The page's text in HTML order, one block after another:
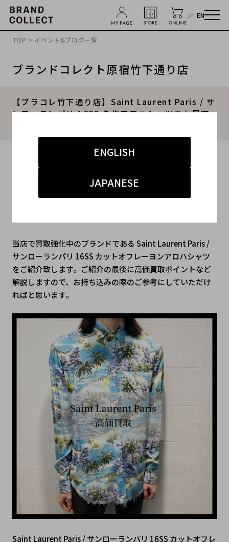
JP EN
ENGLISH
JAPANESE
TOP > イベント&ブログ一覧
ブランドコレクト原宿竹下通り店
【ブラコレ竹下通り店】Saint Laurent Paris / サ
ンローランパリ 16SS 名作アロハシャツをお買取
#竹下 インポート
当店で買取強化中のブランドである Saint Laurent Paris /
サンローランパリ 16SS カットオフレーヨンアロハシャツ
をご紹介致します。ご紹介の最後に高価買取ポイントなど
解説しますので、お持ち込みの際のご参考にしていただけ
ればと思います。
Saint Laurent Paris / サンローランパリ 16SS カットオフレ